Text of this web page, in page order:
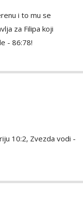
i to mu se
za Filipa koji
- 86:78!
10:2, Zvezda vodi -